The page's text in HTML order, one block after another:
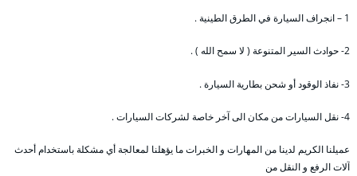
1 – انجراف السيارة في الطرق الطينية .
2- حوادث السير المتنوعة ( لا سمح الله ) .
3- نفاذ الوقود أو شحن بطارية السيارة .
4- نقل السيارات من مكان الى آخر خاصة لشركات السيارات .
عميلنا الكريم لدينا من المهارات و الخبرات ما يؤهلنا لمعالجة أي مشكلة باستخدام أحدث
آلات الرفع و النقل من